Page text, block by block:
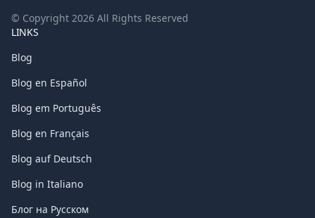
© Copyright 2026 All Rights Reserved
LINKS
Blog
Blog en Español
Blog em Português
Blog en Français
Blog auf Deutsch
Blog in Italiano
Блог на Русском